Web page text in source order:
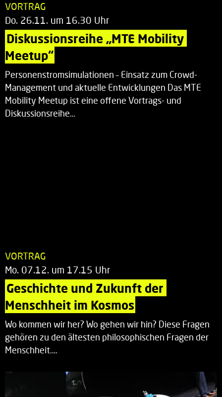
VORTRAG
Do. 26.11. um 16.30 Uhr
Diskussionsreihe „MTE Mobility
Meetup“
Personenstromsimulationen – Einsatz zum Crowd-
Management und aktuelle Entwicklungen Das MTE
Mobility Meetup ist eine offene Vortrags- und
Diskussionsreihe…
VORTRAG
Mo. 07.12. um 17.15 Uhr
Geschichte und Zukunft der
Menschheit im Kosmos
Wo kommen wir her? Wo gehen wir hin? Diese Fragen
gehören zu den ältesten philosophischen Fragen der
Menschheit.…